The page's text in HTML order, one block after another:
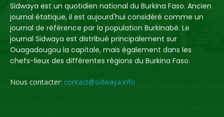
Sidwaya est un quotidien national du Burkina Faso. Ancien
journal étatique, il est aujourd'hui considéré comme un
journal de référence par la population Burkinabè. Le
journal Sidwaya est distribué principalement sur
Ouagadougou la capitale, mais également dans les
chefs-lieux des différentes régions du Burkina Faso.
Nous contacter: contact@sidwaya.info